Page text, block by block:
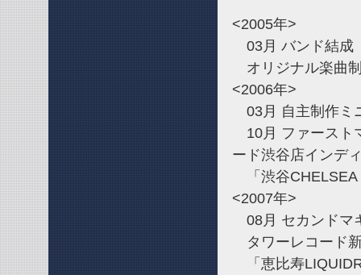
<2005年>
03月 バンド結成
オリジナル楽曲
<2006年>
03月 自主制作ミ
10月 ファースト
ード渋谷店インデ
「渋谷CHELSEA
<2007年>
08月 セカンドマ
タワーレコード
「恵比寿